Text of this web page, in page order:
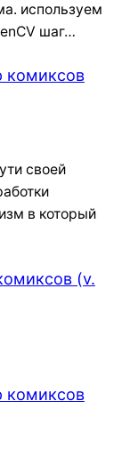
используем
шаг…
комиксов
своей
в который
(v.
комиксов